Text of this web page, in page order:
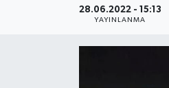
28.06.2022 - 15:13
YAYINLANMA
KEMERBURGAZ